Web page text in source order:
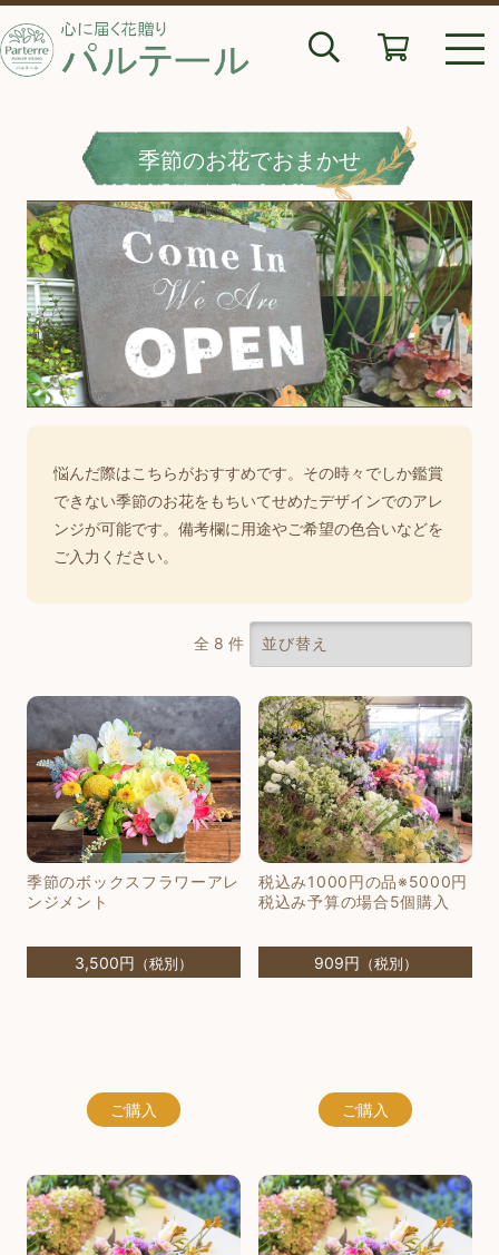
>季節のお花でおまかせ
季節のお花でおまかせ
悩んだ際はこちらがおすすめです。その時々でしか鑑賞
できない季節のお花をもちいてせめたデザインでのアレ
ンジが可能です。備考欄に用途やご希望の色合いなどを
ご入力ください。
全 8 件
季節のボックスフラワーアレ
ンジメント
3,500円 （税別）
ご購入
税込み1000円の品※5000円
税込み予算の場合5個購入
909円 （税別）
ご購入